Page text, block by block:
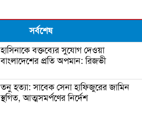
সর্বশেষ
হাসিনাকে বক্তব্যের সুযোগ দেওয়া
বাংলাদেশের প্রতি অপমান: রিজভী
তনু হত্যা: সাবেক সেনা হাফিজুরের জামিন
স্থগিত, আত্মসমর্পণের নির্দেশ